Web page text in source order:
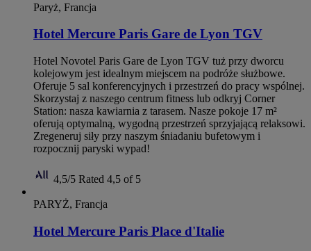
Paryż, Francja
Hotel Mercure Paris Gare de Lyon TGV
Hotel Novotel Paris Gare de Lyon TGV tuż przy dworcu
kolejowym jest idealnym miejscem na podróże służbowe.
Oferuje 5 sal konferencyjnych i przestrzeń do pracy wspólnej.
Skorzystaj z naszego centrum fitness lub odkryj Corner
Station: nasza kawiarnia z tarasem. Nasze pokoje 17 m²
oferują optymalną, wygodną przestrzeń sprzyjającą relaksowi.
Zregeneruj siły przy naszym śniadaniu bufetowym i
rozpocznij paryski wypad!
4,5/5 Rated 4,5 of 5
PARYŻ, Francja
Hotel Mercure Paris Place d'Italie